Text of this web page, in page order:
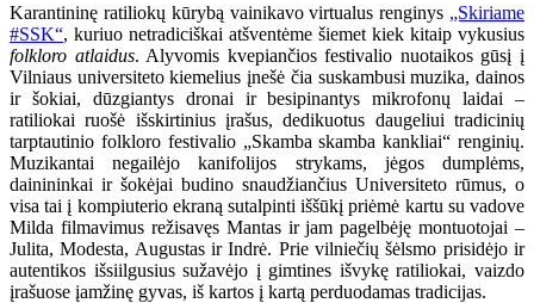
Karantininę ratiliokų kūrybą vainikavo virtualus renginys „Skiriame
#SSK“, kuriuo netradiciškai atšventėme šiemet kiek kitaip vykusius
folkloro atlaidus. Alyvomis kvepiančios festivalio nuotaikos gūsį į
Vilniaus universiteto kiemelius įnešė čia suskambusi muzika, dainos
ir šokiai, dūzgiantys dronai ir besipinantys mikrofonų laidai –
ratiliokai ruošė išskirtinius įrašus, dedikuotus daugeliui tradicinių
tarptautinio folkloro festivalio „Skamba skamba kankliai“ renginių.
Muzikantai negailėjo kanifolijos strykams, jėgos dumplėms,
dainininkai ir šokėjai budino snaudžiančius Universiteto rūmus, o
visa tai į kompiuterio ekraną sutalpinti iššūkį priėmė kartu su vadove
Milda filmavimus režisavęs Mantas ir jam pagelbėję montuotojai –
Julita, Modesta, Augustas ir Indrė. Prie vilniečių šėlsmo prisidėjo ir
autentikos išsiilgusius sužavėjo į gimtines išvykę ratiliokai, vaizdo
įrašuose įamžinę gyvas, iš kartos į kartą perduodamas tradicijas.